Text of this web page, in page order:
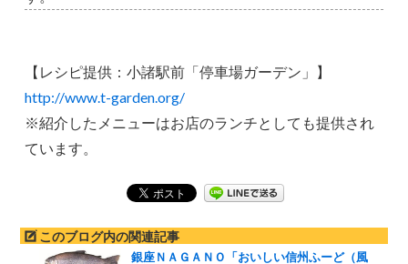
【レシピ提供：小諸駅前「停車場ガーデン」】
http://www.t-garden.org/
※紹介したメニューはお店のランチとしても提供され
ています。
このブログ内の関連記事
銀座ＮＡＧＡＮＯ「おいしい信州ふーど（風